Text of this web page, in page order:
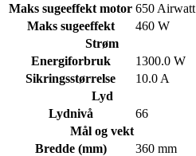
Maks sugeeffekt motor 650 Airwatt
Maks sugeeffekt
460 W
Strøm
Energiforbruk
1300.0 W
Sikringsstørrelse
10.0 A
Lyd
Lydnivå
66
Mål og vekt
Bredde (mm)
360 mm